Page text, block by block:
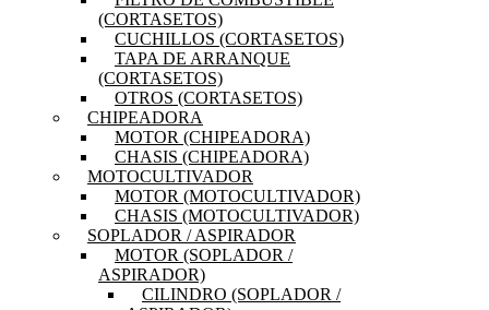
(CORTASETOS)
CUCHILLOS (CORTASETOS)
TAPA DE ARRANQUE
(CORTASETOS)
OTROS (CORTASETOS)
CHIPEADORA
MOTOR (CHIPEADORA)
CHASIS (CHIPEADORA)
MOTOCULTIVADOR
MOTOR (MOTOCULTIVADOR)
CHASIS (MOTOCULTIVADOR)
SOPLADOR / ASPIRADOR
MOTOR (SOPLADOR /
ASPIRADOR)
CILINDRO (SOPLADOR /